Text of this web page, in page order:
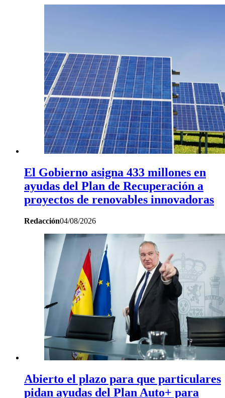
El Gobierno asigna 433 millones en
ayudas del Plan de Recuperación a
proyectos de renovables innovadoras
Redacción04/08/2026
Abierto el plazo para que particulares
pidan ayudas del Plan Auto+ para